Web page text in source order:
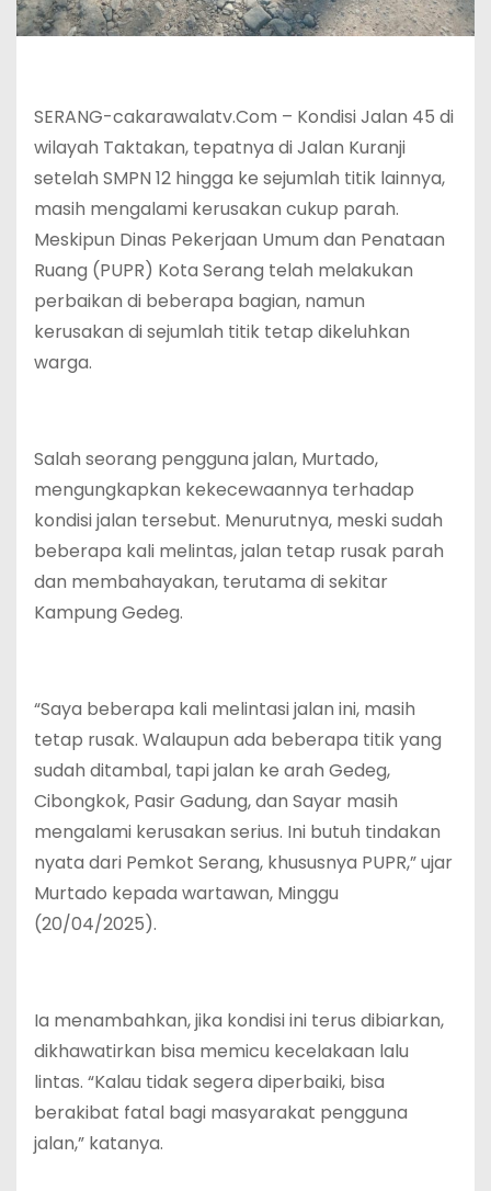
SERANG-cakarawalatv.Com – Kondisi Jalan 45 di
wilayah Taktakan, tepatnya di Jalan Kuranji
setelah SMPN 12 hingga ke sejumlah titik lainnya,
masih mengalami kerusakan cukup parah.
Meskipun Dinas Pekerjaan Umum dan Penataan
Ruang (PUPR) Kota Serang telah melakukan
perbaikan di beberapa bagian, namun
kerusakan di sejumlah titik tetap dikeluhkan
warga.
Salah seorang pengguna jalan, Murtado,
mengungkapkan kekecewaannya terhadap
kondisi jalan tersebut. Menurutnya, meski sudah
beberapa kali melintas, jalan tetap rusak parah
dan membahayakan, terutama di sekitar
Kampung Gedeg.
“Saya beberapa kali melintasi jalan ini, masih
tetap rusak. Walaupun ada beberapa titik yang
sudah ditambal, tapi jalan ke arah Gedeg,
Cibongkok, Pasir Gadung, dan Sayar masih
mengalami kerusakan serius. Ini butuh tindakan
nyata dari Pemkot Serang, khususnya PUPR,” ujar
Murtado kepada wartawan, Minggu
(20/04/2025).
Ia menambahkan, jika kondisi ini terus dibiarkan,
dikhawatirkan bisa memicu kecelakaan lalu
lintas. “Kalau tidak segera diperbaiki, bisa
berakibat fatal bagi masyarakat pengguna
jalan,” katanya.